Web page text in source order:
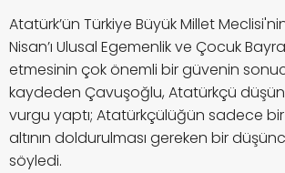
Atatürk’ün Türkiye Büyük Millet
Nisan’ı Ulusal Egemenlik ve Çocuk
etmesinin çok önemli bir güvenin
kaydeden Çavuşoğlu, Atatürkçü
vurgu yaptı; Atatürkçülüğün sadece
altının doldurulması gereken bir
söyledi.